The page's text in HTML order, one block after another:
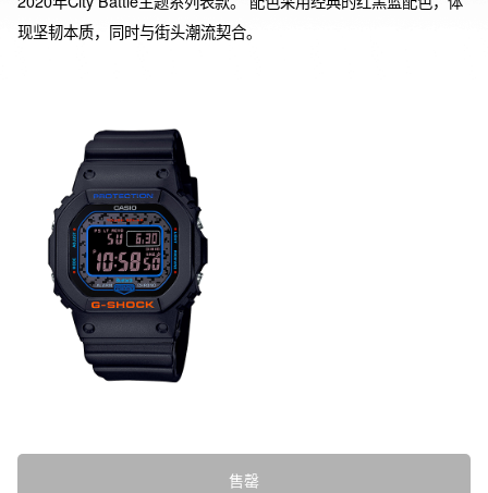
现坚韧本质，同时与街头潮流契合。
售罄